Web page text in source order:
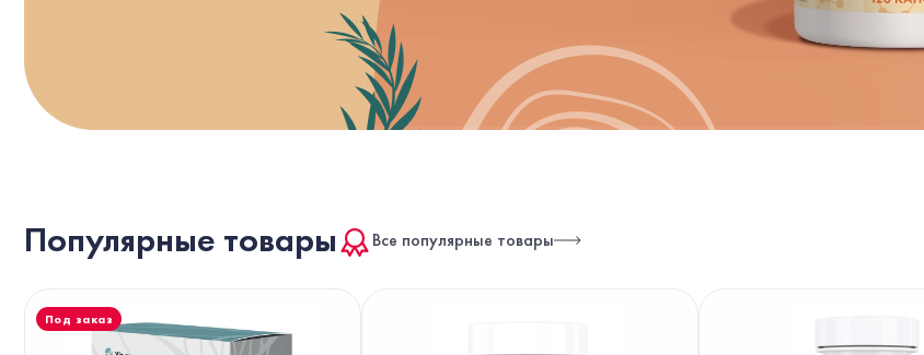
Популярные товары Все популярные товары
Под заказ